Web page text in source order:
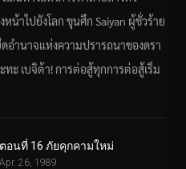
น้าไปยังโลก ขุนศึก Saiyan ผู้ชั่วร้าย
อำนาจแห่งความปรารถนาของดรา
ทะ เบจิต้า! การต่อสู้ทุกการต่อสู้เริ่ม
ตอนที่ 16 ภัยคุกคามใหม่
Apr. 26, 1989